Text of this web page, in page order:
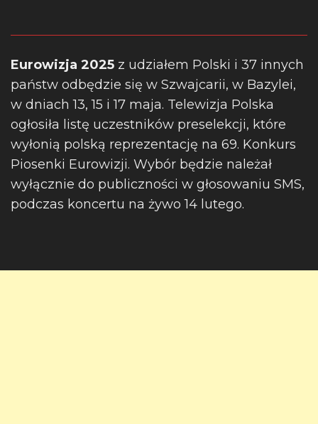
Eurowizja 2025 z udziałem Polski i 37 innych
państw odbędzie się w Szwajcarii, w Bazylei,
w dniach 13, 15 i 17 maja. Telewizja Polska
ogłosiła listę uczestników preselekcji, które
wyłonią polską reprezentację na 69. Konkurs
Piosenki Eurowizji. Wybór będzie należał
wyłącznie do publiczności w głosowaniu SMS,
podczas koncertu na żywo 14 lutego.